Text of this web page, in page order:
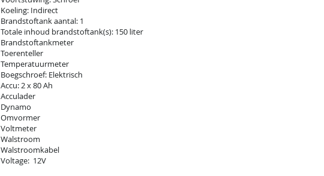
Koeling: Indirect
Brandstoftank aantal: 1
Totale inhoud brandstoftank(s): 150 liter
Brandstoftankmeter
Toerenteller
Temperatuurmeter
Boegschroef: Elektrisch
Accu: 2 x 80 Ah
Acculader
Dynamo
Omvormer
Voltmeter
Walstroom
Walstroomkabel
Voltage: 12V